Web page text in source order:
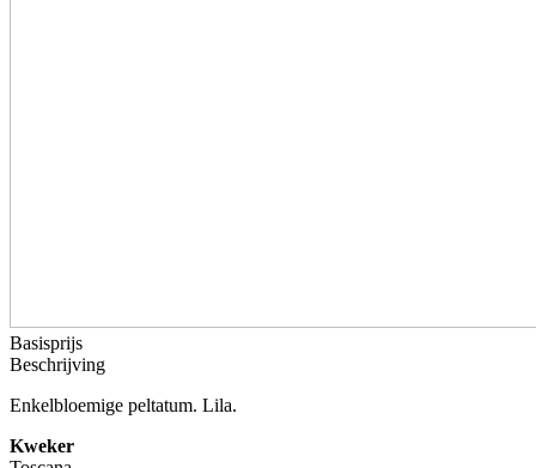
Basisprijs
Beschrijving
Enkelbloemige peltatum. Lila.
Kweker